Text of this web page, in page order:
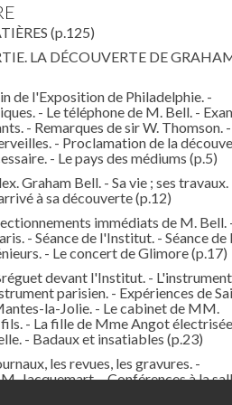
(p.125)
LA DÉCOUVERTE DE
de l'Exposition de Philadelphie. -
- Le téléphone de M. Bell. -
- Remarques de sir W. Thomson.
- Proclamation de la
- Le pays des médiums (p.5)
Graham Bell. - Sa vie ; ses travaux.
à sa découverte(p.12)
immédiats de M. Bell.
- Séance de l'Institut. - Séance de
- Le concert de Glimore(p.17)
devant l'Institut. - L'instrument
parisien. - Expériences de
la-Jolie. - Le cabinet de MM.
- La fille de Mme Angot
- Badaux et insatiables (p.23)
les revues, les gravures. -
Jacquemart. - Conférences à la